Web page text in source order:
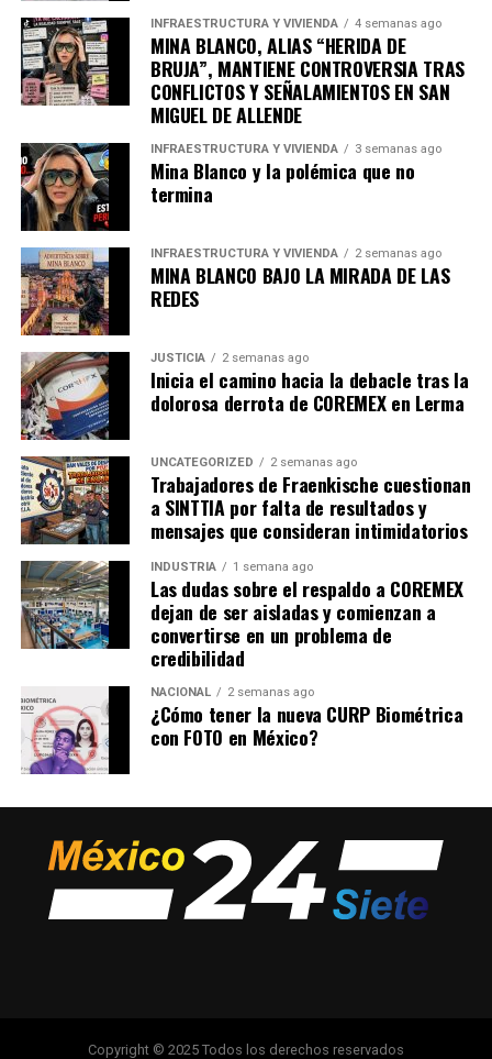
INFRAESTRUCTURA Y VIVIENDA 4 semanas ago
MINA BLANCO, ALIAS “HERIDA DE
BRUJA”, MANTIENE CONTROVERSIA TRAS
CONFLICTOS Y SEÑALAMIENTOS EN SAN
MIGUEL DE ALLENDE
INFRAESTRUCTURA Y VIVIENDA 3 semanas ago
Mina Blanco y la polémica que no
termina
INFRAESTRUCTURA Y VIVIENDA 2 semanas ago
MINA BLANCO BAJO LA MIRADA DE LAS
REDES
JUSTICIA 2 semanas ago
Inicia el camino hacia la debacle tras la
dolorosa derrota de COREMEX en Lerma
UNCATEGORIZED 2 semanas ago
Trabajadores de Fraenkische cuestionan
a SINTTIA por falta de resultados y
mensajes que consideran intimidatorios
INDUSTRIA 1 semana ago
Las dudas sobre el respaldo a COREMEX
dejan de ser aisladas y comienzan a
convertirse en un problema de
credibilidad
NACIONAL 2 semanas ago
¿Cómo tener la nueva CURP Biométrica
con FOTO en México?
Copyright © 2025 Todos los derechos reservados